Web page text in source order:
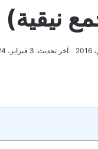
آخر تحديث: 3 فبراير، 2024